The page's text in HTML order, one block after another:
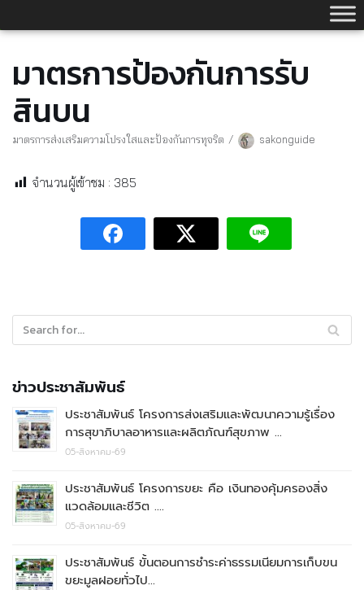
to
มาตรการป้องกันการรับ
สินบน
มาตรการส่งเสริมความโปรงใสและป้องกันการทุจริต sakonguide
จำนวนผู้เข้าชม : 385
ข่าวประชาสัมพันธ์
ประชาสัมพันธ์ โครงการส่งเสริมและพัฒนาความรู้เรื่อง
การสุขาภิบาลอาหารและผลิตภัณฑ์สุขภาพ …
05-สิงหาคม-69
ประชาสัมพันธ์ โครงการขยะ คือ เงินทองคุ้มครองสิ่ง
แวดล้อมและชีวิต ….
05-สิงหาคม-69
ประชาสัมพันธ์ ขั้นตอนการชำระค่าธรรมเนียมการเก็บขน
ขยะมูลฝอยทั่วไป…